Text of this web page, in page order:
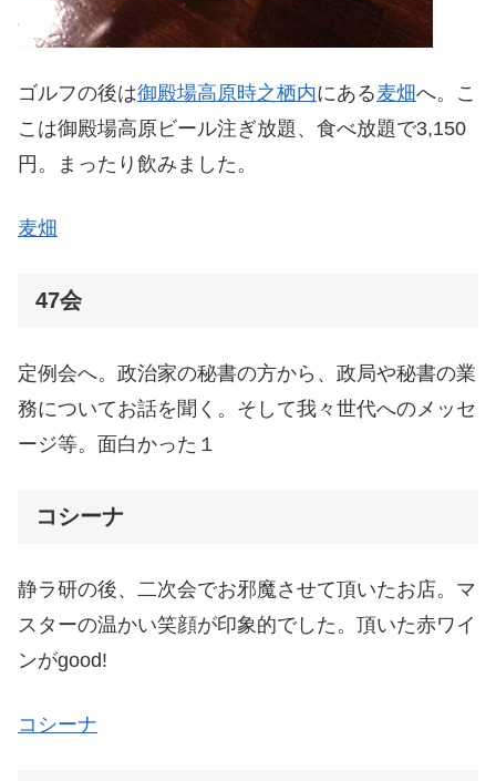
ゴルフの後は御殿場高原時之栖内にある麦畑へ。こ
こは御殿場高原ビール注ぎ放題、食べ放題で3,150
円。まったり飲みました。
麦畑
47会
定例会へ。政治家の秘書の方から、政局や秘書の業
務についてお話を聞く。そして我々世代へのメッセ
ージ等。面白かった１
コシーナ
静ラ研の後、二次会でお邪魔させて頂いたお店。マ
スターの温かい笑顔が印象的でした。頂いた赤ワイ
ンがgood!
コシーナ